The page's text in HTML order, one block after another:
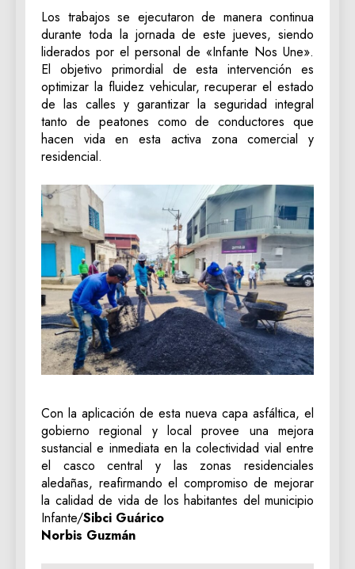
Los trabajos se ejecutaron de manera continua
durante toda la jornada de este jueves, siendo
liderados por el personal de «Infante Nos Une».
El objetivo primordial de esta intervención es
optimizar la fluidez vehicular, recuperar el estado
de las calles y garantizar la seguridad integral
tanto de peatones como de conductores que
hacen vida en esta activa zona comercial y
residencial.
Con la aplicación de esta nueva capa asfáltica, el
gobierno regional y local provee una mejora
sustancial e inmediata en la colectividad vial entre
el casco central y las zonas residenciales
aledañas, reafirmando el compromiso de mejorar
la calidad de vida de los habitantes del municipio
Infante/Sibci Guárico
Norbis Guzmán